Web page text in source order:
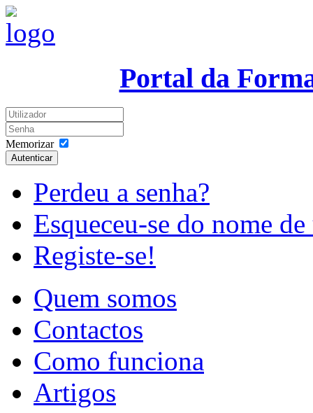
Portal da
Memorizar
Autenticar
Perdeu a senha?
Esqueceu-se do nome
Registe-se!
Quem somos
Contactos
Como funciona
Artigos